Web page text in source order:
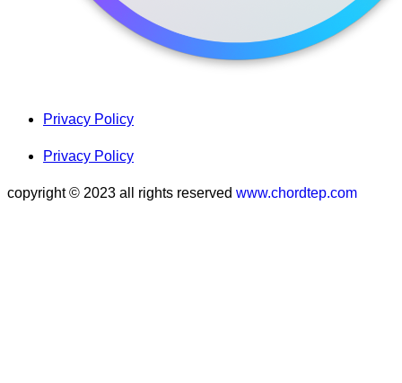
Privacy Policy
Privacy Policy
copyright © 2023 all rights reserved www.chordtep.com